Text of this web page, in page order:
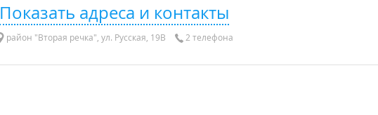
Показать адреса и контакты
район "Вторая речка", ул. Русская, 19В 2 телефона